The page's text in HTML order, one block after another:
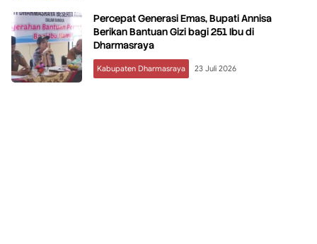
Percepat Generasi Emas, Bupati Annisa
Berikan Bantuan Gizi bagi 251 Ibu di
Dharmasraya
Kabupaten Dharmasraya 23 Juli 2026